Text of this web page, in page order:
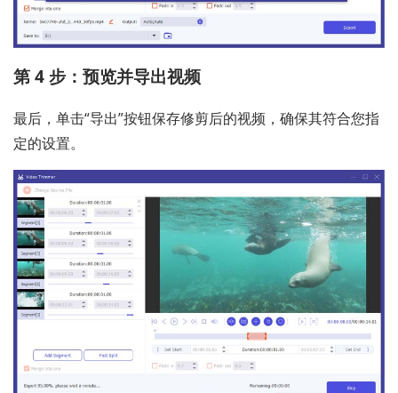
第 4 步：预览并导出视频
最后，单击“导出”按钮保存修剪后的视频，确保其符合您指
定的设置。